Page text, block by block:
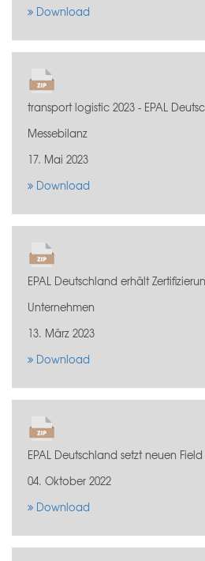
Download
transport logistic 2023 - EPAL
Messebilanz
17. Mai 2023
Download
EPAL Deutschland erhält
Unternehmen
13. März 2023
Download
EPAL Deutschland setzt neuen
04. Oktober 2022
Download